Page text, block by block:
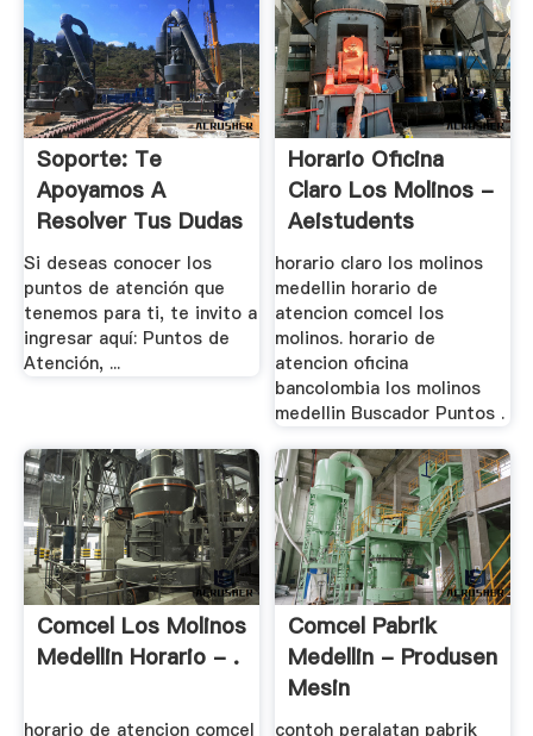
Soporte: Te
Apoyamos A
Resolver Tus Dudas
Y .
Si deseas conocer los
puntos de atención que
tenemos para ti, te invito a
ingresar aquí: Puntos de
Atención, ...
Horario Oficina
Claro Los Molinos -
Aeistudents
horario claro los molinos
medellin horario de
atencion comcel los
molinos. horario de
atencion oficina
bancolombia los molinos
medellin Buscador Puntos .
Comcel Los Molinos
Medellin Horario - .
horario de atencion comcel
Comcel Pabrik
Medellin - Produsen
Mesin
contoh peralatan pabrik